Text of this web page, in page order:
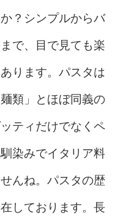
？シンプルからバ
で、目で見ても楽
ります。パスタは
類」とほぼ同義の
ティだけでなくペ
染みでイタリア料
んね。パスタの歴
しております。長